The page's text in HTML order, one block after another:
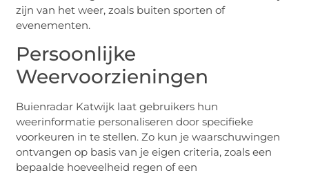
zijn van het weer, zoals buiten sporten of
evenementen.
Persoonlijke
Weervoorzieningen
Buienradar Katwijk laat gebruikers hun
weerinformatie personaliseren door specifieke
voorkeuren in te stellen. Zo kun je waarschuwingen
ontvangen op basis van je eigen criteria, zoals een
bepaalde hoeveelheid regen of een